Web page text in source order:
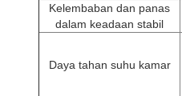
Kelembaban dan panas
dalam keadaan stabil
Daya tahan suhu kamar